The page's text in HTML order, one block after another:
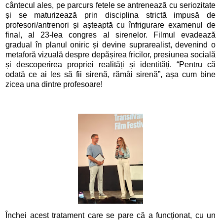
cântecul ales, pe parcurs fetele se antrenează cu seriozitate
și se maturizează prin disciplina strictă impusă de
profesori/antrenori și așteaptă cu înfrigurare examenul de
final, al 23-lea congres al sirenelor. Filmul evadează
gradual în planul oniric și devine suprarealist, devenind o
metaforă vizuală despre depășirea fricilor, presiunea socială
și descoperirea propriei realități și identități. “Pentru că
odată ce ai les să fii sirenă, rămâi sirenă”, așa cum bine
zicea una dintre profesoare!
Închei acest tratament care se pare că a funcționat, cu un